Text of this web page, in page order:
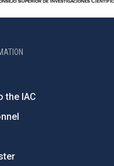
the IAC